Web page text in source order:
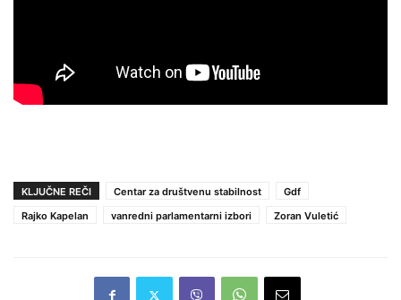
KLJUČNE REČI Centar za društvenu stabilnost
Gdf
Rajko Kapelan
vanredni parlamentarni izbori Zoran Vuletić